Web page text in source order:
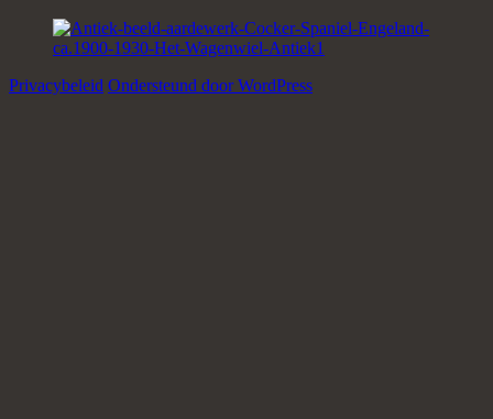
Privacybeleid Ondersteund door WordPress